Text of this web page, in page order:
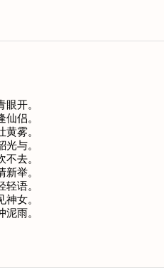
开。
侣。
雾。
与。
去。
举。
语。
女。